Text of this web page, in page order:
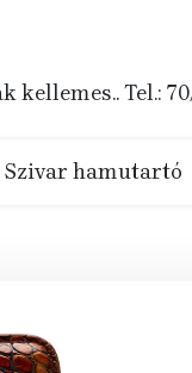
kellemes.. Tel.:
Szivar hamutartó